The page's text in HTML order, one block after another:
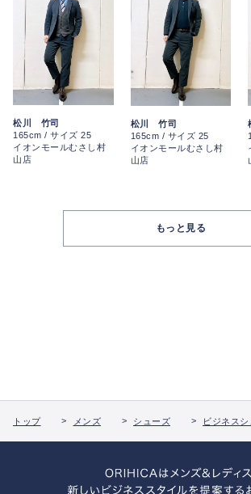
松川 竹司
165cm / サイズ 25
イオンモールむさし村
山店
松川 竹司
165cm / サイズ 25
イオンモールむさし村
山店
もっと見る
トップ メンズ シューズ ビジネス